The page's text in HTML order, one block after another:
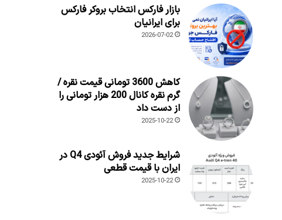
بازار فارکس انتخاب بروکر فارکس
برای ایرانیان
2026-07-02
کاهش 3600 تومانی قیمت نقره /
گرم نقره کانال 200 هزار تومانی را
از دست داد
2025-10-22
شرایط جدید فروش آئودی Q4 در
ایران با قیمت قطعی
2025-10-22